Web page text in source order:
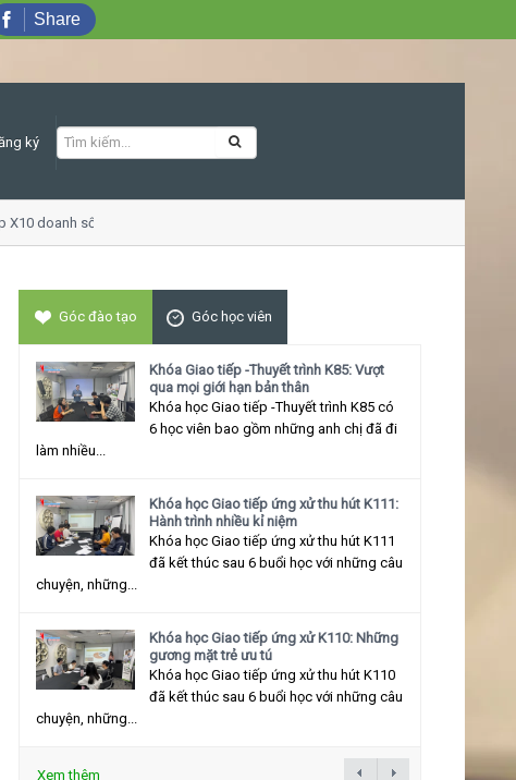
ký
X10 doanh số
Góc đào tạo Góc học viên
Khóa Giao tiếp -Thuyết trình K85: Vượt
qua mọi giới hạn bản thân
Khóa học Giao tiếp -Thuyết trình K85 có
6 học viên bao gồm những anh chị đã đi
làm nhiều...
Khóa học Giao tiếp ứng xử thu hút K111:
Hành trình nhiều kỉ niệm
Khóa học Giao tiếp ứng xử thu hút K111
đã kết thúc sau 6 buổi học với những câu
chuyện, những...
Khóa học Giao tiếp ứng xử K110: Những
gương mặt trẻ ưu tú
Khóa học Giao tiếp ứng xử thu hút K110
đã kết thúc sau 6 buổi học với những câu
chuyện, những...
Xem thêm
Share